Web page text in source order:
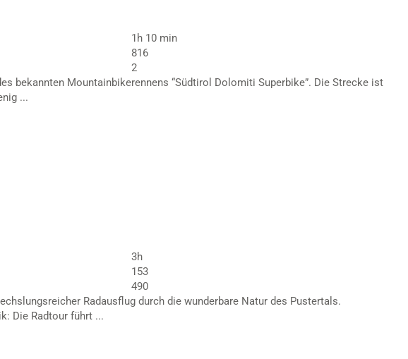
1h 10 min
816
2
bekannten Mountainbikerennens “Südtirol Dolomiti Superbike”. Die Strecke ist
...
3h
153
490
Radausflug durch die wunderbare Natur des Pustertals.
Die Radtour führt ...